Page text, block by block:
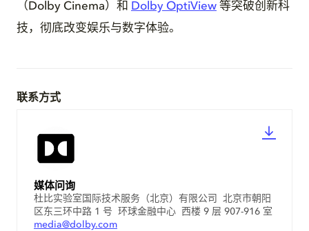
（Dolby Cinema）和 Dolby OptiView 等突破创新科
技，彻底改变娱乐与数字体验。
联系方式
媒体问询
杜比实验室国际技术服务（北京）有限公司 北京市朝阳
区东三环中路 1 号 环球金融中心 西楼 9 层 907-916 室
media@dolby.com